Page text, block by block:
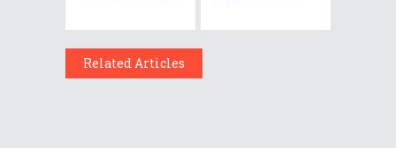
Related Articles